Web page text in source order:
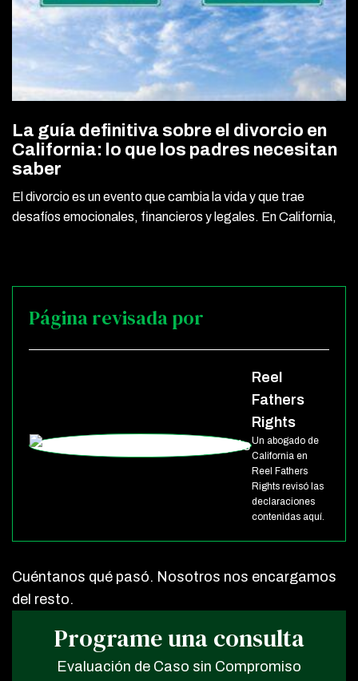
La guía definitiva sobre el divorcio en
California: lo que los padres necesitan
saber
El divorcio es un evento que cambia la vida y que trae
desafíos emocionales, financieros y legales. En California,
Página revisada por
Reel
Fathers
Rights
Un abogado de
California en
Reel Fathers
Rights revisó las
declaraciones
contenidas aquí.
Cuéntanos qué pasó. Nosotros nos encargamos
del resto.
Programe una consulta
Evaluación de Caso sin Compromiso